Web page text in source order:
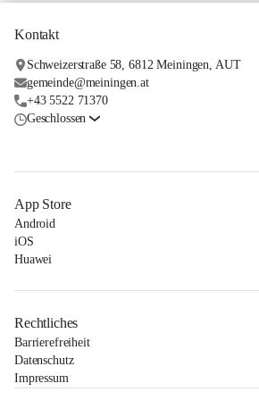
Kontakt
Schweizerstraße 58, 6812 Meiningen, AUT
gemeinde@meiningen.at
+43 5522 71370
Geschlossen
App Store
Android
iOS
Huawei
Rechtliches
Barrierefreiheit
Datenschutz
Impressum